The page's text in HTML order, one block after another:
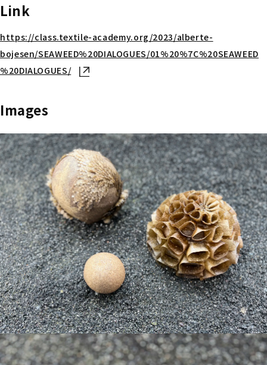
Link
https://class.textile-academy.org/2023/alberte-
bojesen/SEAWEED%20DIALOGUES/01%20%7C%20SEAWEED
%20DIALOGUES/
新しいタブで開く
Images